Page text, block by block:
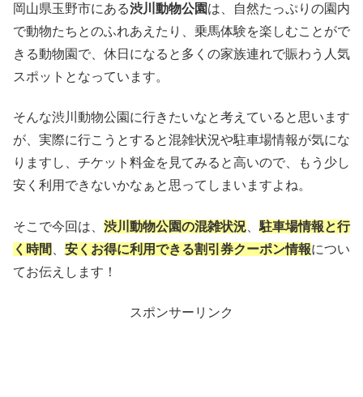
岡山県玉野市にある渋川動物公園は、自然たっぷりの園内
で動物たちとのふれあえたり、乗馬体験を楽しむことがで
きる動物園で、休日になると多くの家族連れで賑わう人気
スポットとなっています。
そんな渋川動物公園に行きたいなと考えていると思います
が、実際に行こうとすると混雑状況や駐車場情報が気にな
りますし、チケット料金を見てみると高いので、もう少し
安く利用できないかなぁと思ってしまいますよね。
そこで今回は、 渋川動物公園の混雑状況
駐車場情報と行
く時間
安くお得に利用できる割引券クーポン情報につい
てお伝えします！
スポンサーリンク